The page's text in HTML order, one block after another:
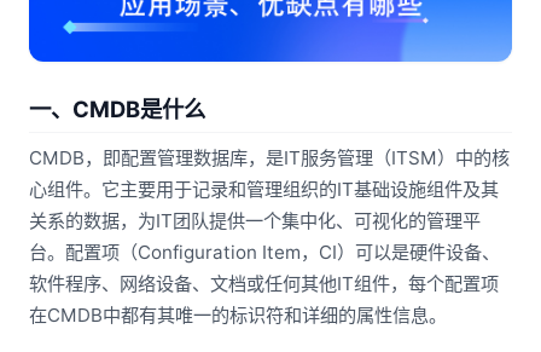
一、CMDB是什么
CMDB，即配置管理数据库，是IT服务管理（ITSM）中的核
心组件。它主要用于记录和管理组织的IT基础设施组件及其
关系的数据，为IT团队提供一个集中化、可视化的管理平
台。配置项（Configuration Item，CI）可以是硬件设备、
软件程序、网络设备、文档或任何其他IT组件，每个配置项
在CMDB中都有其唯一的标识符和详细的属性信息。